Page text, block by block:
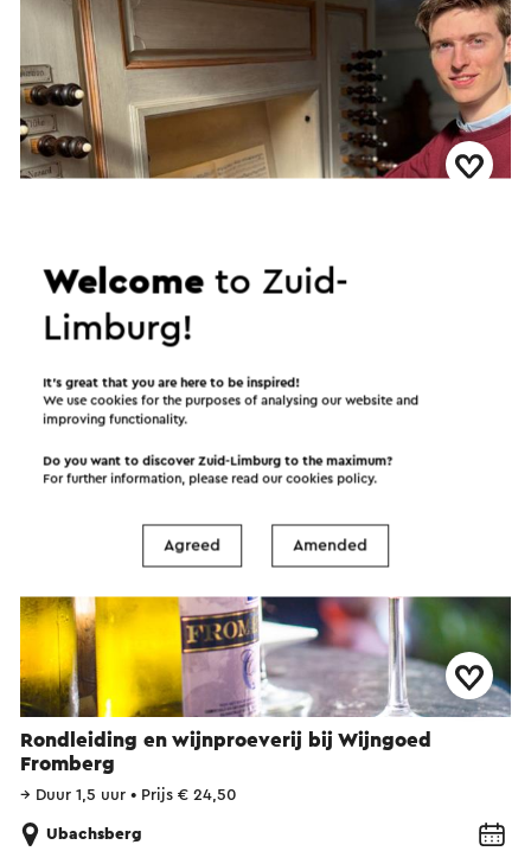
Rondleiding en wijnproeverij bij Wijngoed
Fromberg
Guided tour
→ Duur 1,5 uur • Prijs € 24,50
Ubachsberg
Welcometo Zuid-
Limburg!
It’s great that you are here to be inspired!
We use cookies for the purposes of analysing our website and
improving functionality.
Do you want to discover Zuid-Limburg to the maximum?
For further information, please read ourcookies policy.
Agreed Amended